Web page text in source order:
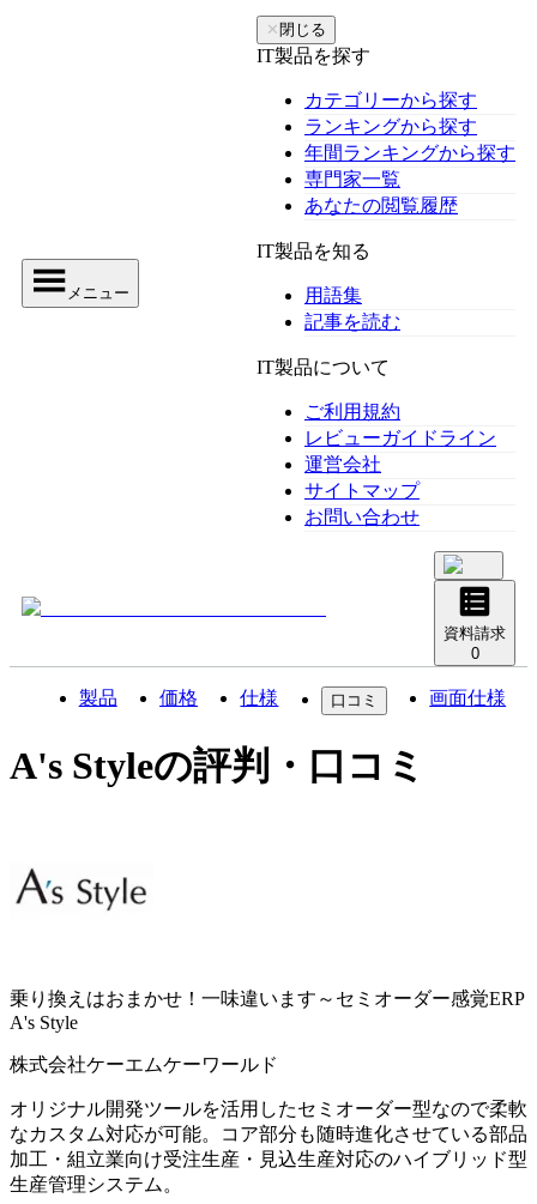
メニュー
✕ 閉じる
IT製品を探す
カテゴリーから探す
ランキングから探す
年間ランキングから探す
専門家一覧
あなたの閲覧履歴
IT製品を知る
用語集
記事を読む
IT製品について
ご利用規約
レビューガイドライン
運営会社
サイトマップ
お問い合わせ
資料請求
0
製品 価格 仕様 口コミ 画面仕様
A's Styleの評判・口コミ
乗り換えはおまかせ！一味違います～セミオーダー感覚ERP
A's Style
株式会社ケーエムケーワールド
オリジナル開発ツールを活用したセミオーダー型なので柔軟
なカスタム対応が可能。コア部分も随時進化させている部品
加工・組立業向け受注生産・見込生産対応のハイブリッド型
生産管理システム。